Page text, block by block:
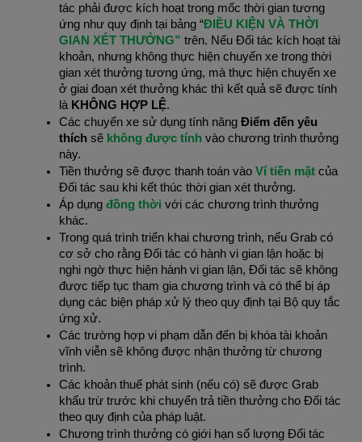
tác phải được kích hoạt trong mốc thời gian tương
ứng như quy định tại bảng “ĐIỀU KIỆN VÀ THỜI
GIAN XÉT THƯỞNG” trên. Nếu Đối tác kích hoạt tài
khoản, nhưng không thực hiện chuyến xe trong thời
gian xét thưởng tương ứng, mà thực hiện chuyến xe
ở giai đoạn xét thưởng khác thì kết quả sẽ được tính
là KHÔNG HỢP LỆ.
Các chuyến xe sử dụng tính năng Điểm đến yêu
thích sẽ không được tính vào chương trình thưởng
này.
Tiền thưởng sẽ được thanh toán vào Ví tiền mặt của
Đối tác sau khi kết thúc thời gian xét thưởng.
Áp dụng đồng thời với các chương trình thưởng
khác.
Trong quá trình triển khai chương trình, nếu Grab có
cơ sở cho rằng Đối tác có hành vi gian lận hoặc bị
nghi ngờ thực hiện hành vi gian lận, Đối tác sẽ không
được tiếp tục tham gia chương trình và có thể bị áp
dụng các biện pháp xử lý theo quy định tại Bộ quy tắc
ứng xử.
Các trường hợp vi phạm dẫn đến bị khóa tài khoản
vĩnh viễn sẽ không được nhận thưởng từ chương
trình.
Các khoản thuế phát sinh (nếu có) sẽ được Grab
khấu trừ trước khi chuyển trả tiền thưởng cho Đối tác
theo quy định của pháp luật.
Chương trình thưởng có giới hạn số lượng Đối tác